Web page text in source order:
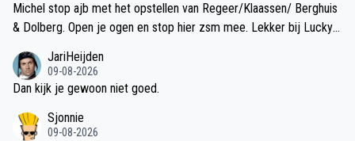
Michel stop ajb met het opstellen van Regeer/Klaassen/ Berghuis
& Dolberg. Open je ogen en stop hier zsm mee. Lekker bij Lucky
JariHeijden
09-08-2026
Dan kijk je gewoon niet goed.
Sjonnie
09-08-2026